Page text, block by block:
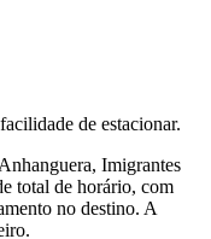
de estacionar.
Imigrantes
total de horário, com
no destino. A